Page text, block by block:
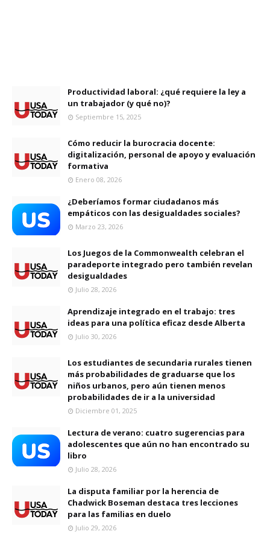
Productividad laboral: ¿qué requiere la ley a
un trabajador (y qué no)?
Septiembre 15, 2025
Cómo reducir la burocracia docente:
digitalización, personal de apoyo y evaluación
formativa
Enero 08, 2026
¿Deberíamos formar ciudadanos más
empáticos con las desigualdades sociales?
Marzo 23, 2026
Los Juegos de la Commonwealth celebran el
paradeporte integrado pero también revelan
desigualdades
Julio 28, 2026
Aprendizaje integrado en el trabajo: tres
ideas para una política eficaz desde Alberta
Julio 30, 2026
Los estudiantes de secundaria rurales tienen
más probabilidades de graduarse que los
niños urbanos, pero aún tienen menos
probabilidades de ir a la universidad
Diciembre 01, 2025
Lectura de verano: cuatro sugerencias para
adolescentes que aún no han encontrado su
libro
Julio 28, 2026
La disputa familiar por la herencia de
Chadwick Boseman destaca tres lecciones
para las familias en duelo
Julio 29, 2026